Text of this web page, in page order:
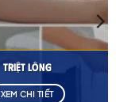
Triệt Lông
XEM CHI TIẾT